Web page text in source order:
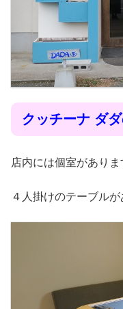
クッチーナ ダ
店内には個室がありま
４人掛けのテーブル